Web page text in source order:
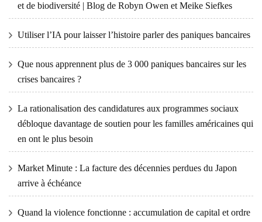
et de biodiversité | Blog de Robyn Owen et Meike Siefkes
Utiliser l’IA pour laisser l’histoire parler des paniques bancaires
Que nous apprennent plus de 3 000 paniques bancaires sur les
crises bancaires ?
La rationalisation des candidatures aux programmes sociaux
débloque davantage de soutien pour les familles américaines qui
en ont le plus besoin
Market Minute : La facture des décennies perdues du Japon
arrive à échéance
Quand la violence fonctionne : accumulation de capital et ordre